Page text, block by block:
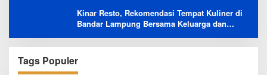
Kinar Resto, Rekomendasi Tempat Kuliner di
Bandar Lampung Bersama Keluarga dan
Tags Populer